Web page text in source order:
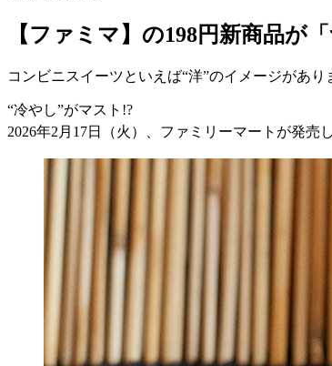
【ファミマ】の198円新商品が
コンビニスイーツといえば“洋”のイメージがあ
“冷やし”がマスト !?
2026年2 月 17日（火）、ファミリーマートが発売